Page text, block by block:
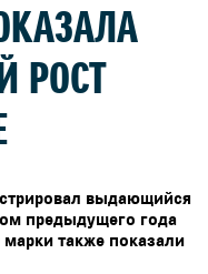
РОСТ
выдающийся
предыдущего года
также показали